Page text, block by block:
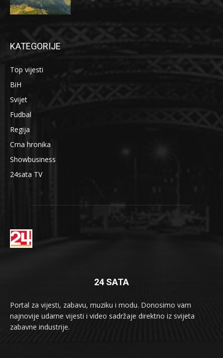
KATEGORIJE
Top vijesti
BiH
Svijet
Fudbal
Regija
Crna hronika
Showbusiness
24sata TV
24 SATA
Portal za vijesti, zabavu, muziku i modu. Donosimo vam
najnovije udarne vijesti i video sadržaje direktno iz svijeta
zabavne industrije.